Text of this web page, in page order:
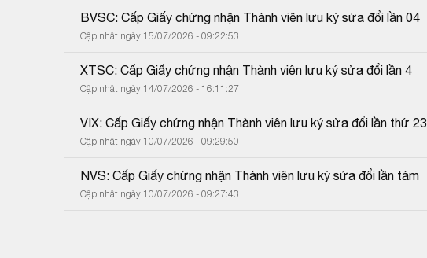
BVSC: Cấp Giấy chứng nhận Thành viên lưu ký sửa đổi lần 04
Cập nhật ngày 15/07/2026 - 09:22:53
XTSC: Cấp Giấy chứng nhận Thành viên lưu ký sửa đổi lần 4
Cập nhật ngày 14/07/2026 - 16:11:27
VIX: Cấp Giấy chứng nhận Thành viên lưu ký sửa đổi lần thứ 23
Cập nhật ngày 10/07/2026 - 09:29:50
NVS: Cấp Giấy chứng nhận Thành viên lưu ký sửa đổi lần tám
Cập nhật ngày 10/07/2026 - 09:27:43